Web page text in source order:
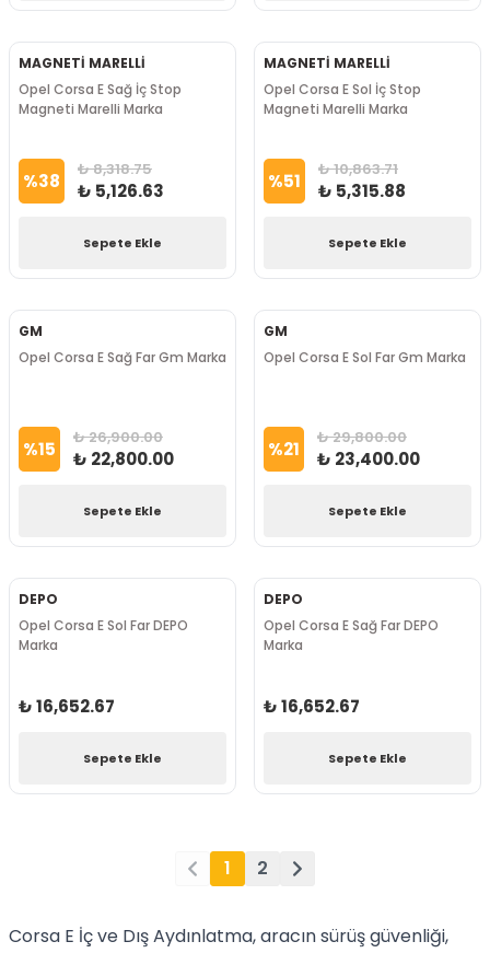
MAGNETİ MARELLİ
Opel Corsa E Sağ İç Stop
Magneti Marelli Marka
%38 ₺ 8,318.75
₺ 5,126.63
Sepete Ekle
MAGNETİ MARELLİ
Opel Corsa E Sol İç Stop
Magneti Marelli Marka
%51 ₺ 10,863.71
₺ 5,315.88
Sepete Ekle
GM
Opel Corsa E Sağ Far Gm Marka
%15 ₺ 26,900.00
₺ 22,800.00
Sepete Ekle
GM
Opel Corsa E Sol Far Gm Marka
%21 ₺ 29,800.00
₺ 23,400.00
Sepete Ekle
DEPO
Opel Corsa E Sol Far DEPO
Marka
₺ 16,652.67
Sepete Ekle
DEPO
Opel Corsa E Sağ Far DEPO
Marka
₺ 16,652.67
Sepete Ekle
1 2
Corsa E İç ve Dış Aydınlatma, aracın sürüş güvenliği,